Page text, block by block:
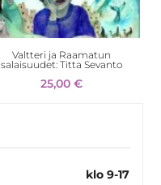
Valtteri ja Raamatun
salaisuudet: Titta Sevanto
25,00 €
klo 9-17